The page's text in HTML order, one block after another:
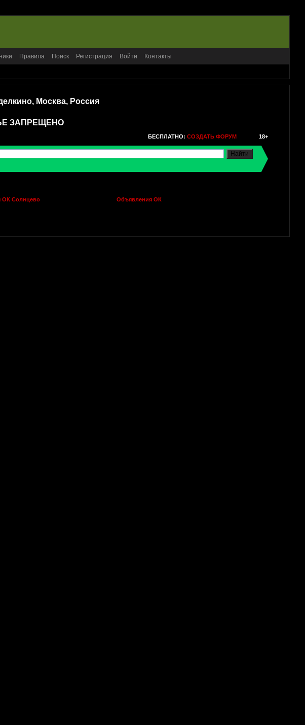
Правила Поиск Регистрация Войти Контакты
Москва, Россия
ЗАПРЕЩЕНО
БЕСПЛАТНО: СОЗДАТЬ ФОРУМ 18+
ОК Солнцево Объявления ОК